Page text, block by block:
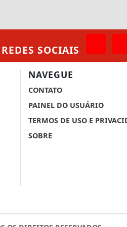
SOCIAIS
NAVEGUE
CONTATO
PAINEL DO USUÁRIO
TERMOS DE USO E
SOBRE